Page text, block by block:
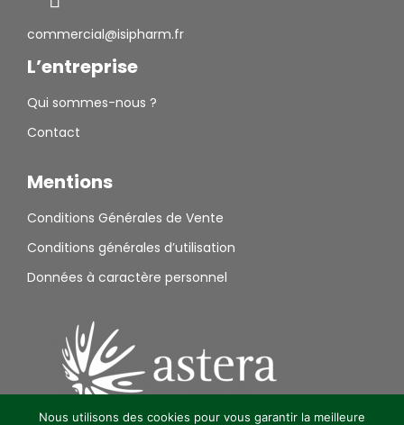
commercial@isipharm.fr
L’entreprise
Qui sommes-nous ?
Contact
Mentions
Conditions Générales de Vente
Conditions générales d’utilisation
Données à caractère personnel
Nous utilisons des cookies pour vous garantir la meilleure